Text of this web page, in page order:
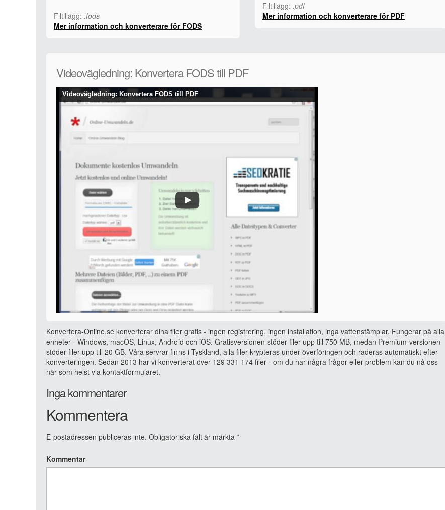
Filtillägg: .fods
Mer information och konverterare för FODS
Filtillägg: .pdf
Mer information och konverterare för PDF
Videovägledning: Konvertera FODS till PDF
Videovägledning: Konvertera FODS till PDF
Konvertera-Online.se konverterar dina filer gratis - ingen registrering, ingen installation, inga vattenstämplar. Fungerar på alla
enheter - Windows, macOS, Linux, Android och iOS. Gratisversionen stöder filer upp till 750 MB, medan Premium-versionen
stöder filer upp till 20 GB. Våra servrar finns i Tyskland, alla filer krypteras under överföringen och raderas automatiskt efter
konverteringen. Sedan 2013 har vi konverterat över 129 331 174 filer - om du har några frågor eller problem kan du nå oss
när som helst via kontaktformuläret.
Inga kommentarer
Kommentera
E-postadressen publiceras inte. Obligatoriska fält är märkta *
Kommentar